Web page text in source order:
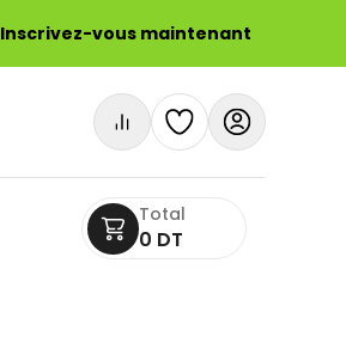
Inscrivez-vous maintenant
Total
0 DT